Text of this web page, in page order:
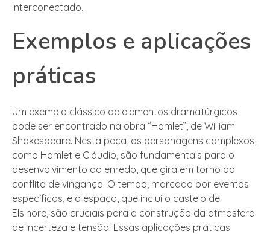
interconectado.
Exemplos e aplicações
práticas
Um exemplo clássico de elementos dramatúrgicos
pode ser encontrado na obra “Hamlet”, de William
Shakespeare. Nesta peça, os personagens complexos,
como Hamlet e Cláudio, são fundamentais para o
desenvolvimento do enredo, que gira em torno do
conflito de vingança. O tempo, marcado por eventos
específicos, e o espaço, que inclui o castelo de
Elsinore, são cruciais para a construção da atmosfera
de incerteza e tensão. Essas aplicações práticas